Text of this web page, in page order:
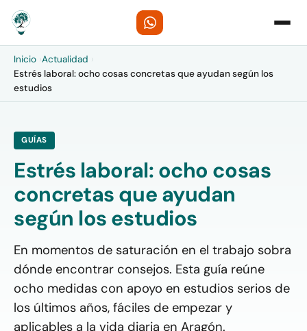
Inicio ›Actualidad ›
Estrés laboral: ocho cosas concretas que ayudan según los
estudios
GUÍAS
Estrés laboral: ocho cosas
concretas que ayudan
según los estudios
En momentos de saturación en el trabajo sobra
dónde encontrar consejos. Esta guía reúne
ocho medidas con apoyo en estudios serios de
los últimos años, fáciles de empezar y
aplicables a la vida diaria en Aragón.